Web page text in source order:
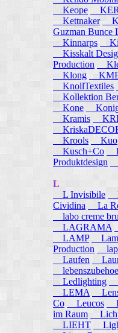
Keope
Kettnaker
Guzman Bunce
Kinnarps
Kisskalt
Production
Klong
KnollTextiles
Kollektion
Kone
Kramis
Krools
Kusch+Co
Produktdesign
L
L Invisibile
Cividina
La
labo creme
LAGRAMA
LAMP
Production
Laufen
Ledlighting
LEMA
Co
Leucos
im Raum
LIEHT